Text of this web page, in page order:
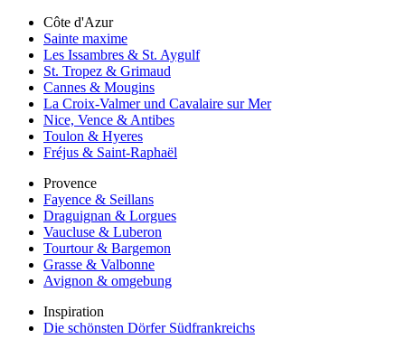
Côte d'Azur
Sainte maxime
Les Issambres & St. Aygulf
St. Tropez & Grimaud
Cannes & Mougins
La Croix-Valmer und Cavalaire sur Mer
Nice, Vence & Antibes
Toulon & Hyeres
Fréjus & Saint-Raphaël
Provence
Fayence & Seillans
Draguignan & Lorgues
Vaucluse & Luberon
Tourtour & Bargemon
Grasse & Valbonne
Avignon & omgebung
Inspiration
Die schönsten Dörfer Südfrankreichs